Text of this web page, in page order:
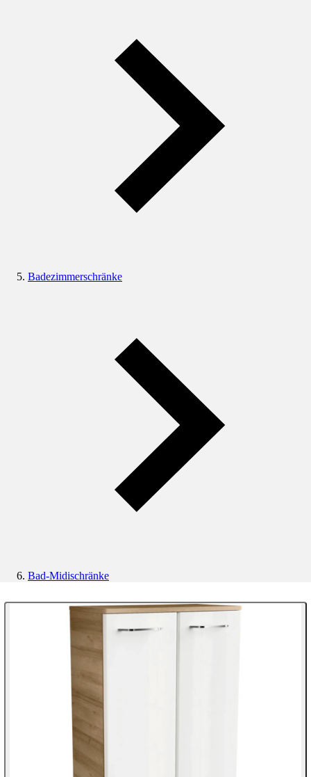
Badezimmerschränke
Bad-Midischränke